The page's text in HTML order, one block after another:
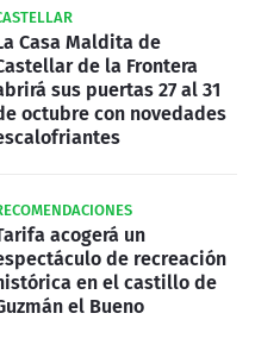
Casa Maldita de
de la Frontera
sus puertas 27 al 31
octubre con novedades
acogerá un
de recreación
en el castillo de
el Bueno